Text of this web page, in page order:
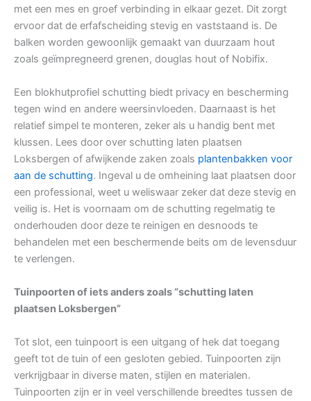
met een mes en groef verbinding in elkaar gezet. Dit zorgt
ervoor dat de erfafscheiding stevig en vaststaand is. De
balken worden gewoonlijk gemaakt van duurzaam hout
zoals geïmpregneerd grenen, douglas hout of Nobifix.
Een blokhutprofiel schutting biedt privacy en bescherming
tegen wind en andere weersinvloeden. Daarnaast is het
relatief simpel te monteren, zeker als u handig bent met
klussen. Lees door over schutting laten plaatsen
Loksbergen of afwijkende zaken zoals plantenbakken voor
aan de schutting. Ingeval u de omheining laat plaatsen door
een professional, weet u weliswaar zeker dat deze stevig en
veilig is. Het is voornaam om de schutting regelmatig te
onderhouden door deze te reinigen en desnoods te
behandelen met een beschermende beits om de levensduur
te verlengen.
Tuinpoorten of iets anders zoals “schutting laten
plaatsen Loksbergen”
Tot slot, een tuinpoort is een uitgang of hek dat toegang
geeft tot de tuin of een gesloten gebied. Tuinpoorten zijn
verkrijgbaar in diverse maten, stijlen en materialen.
Tuinpoorten zijn er in veel verschillende breedtes tussen de